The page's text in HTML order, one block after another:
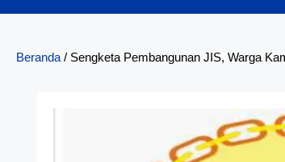
Beranda / Sengketa Pembangunan JIS, Warga